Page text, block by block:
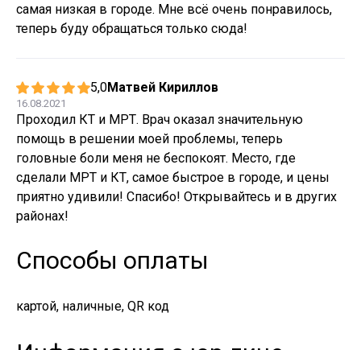
самая низкая в городе. Мне всё очень понравилось,
теперь буду обращаться только сюда!
5,0Матвей Кириллов
16.08.2021
Проходил КТ и МРТ. Врач оказал значительную
помощь в решении моей проблемы, теперь
головные боли меня не беспокоят. Место, где
сделали МРТ и КТ, самое быстрое в городе, и цены
приятно удивили! Спасибо! Открывайтесь и в других
районах!
Способы оплаты
картой, наличные, QR код